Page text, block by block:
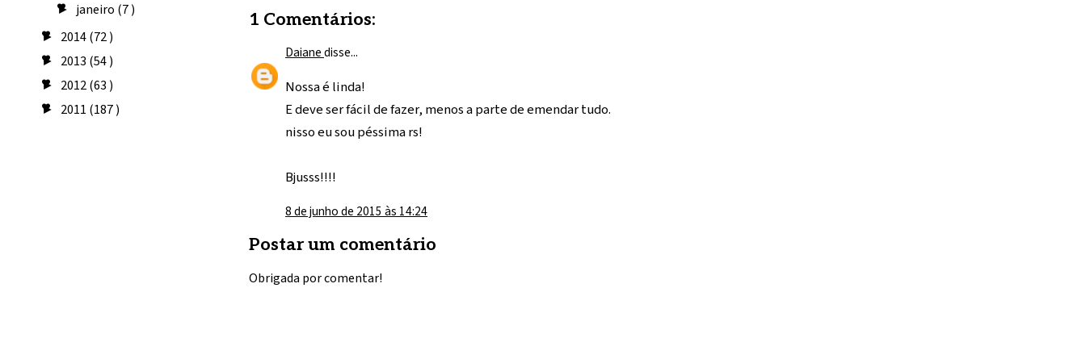
► janeiro (7 )
► 2014(72 )
► 2013 (54 )
► 2012(63 )
► 2011 (187 )
1 Comentários:
Daianedisse...
Nossa é linda!
E deve ser fácil de fazer, menos a parte de emendar tudo.
nisso eu sou péssima rs!
Bjusss!!!!
8 de junho de 2015 às 14:24
Postar um comentário
Obrigada por comentar!